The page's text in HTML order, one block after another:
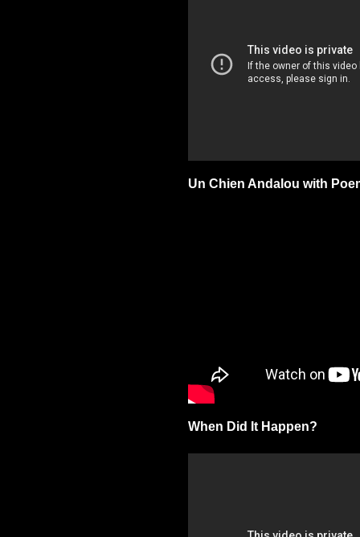
Un Chien Andalou with
When Did It Happen?